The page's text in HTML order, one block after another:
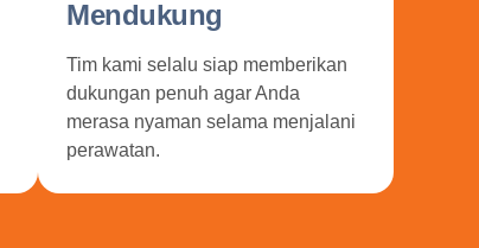
Mendukung
Tim kami selalu siap memberikan
dukungan penuh agar Anda
merasa nyaman selama menjalani
perawatan.